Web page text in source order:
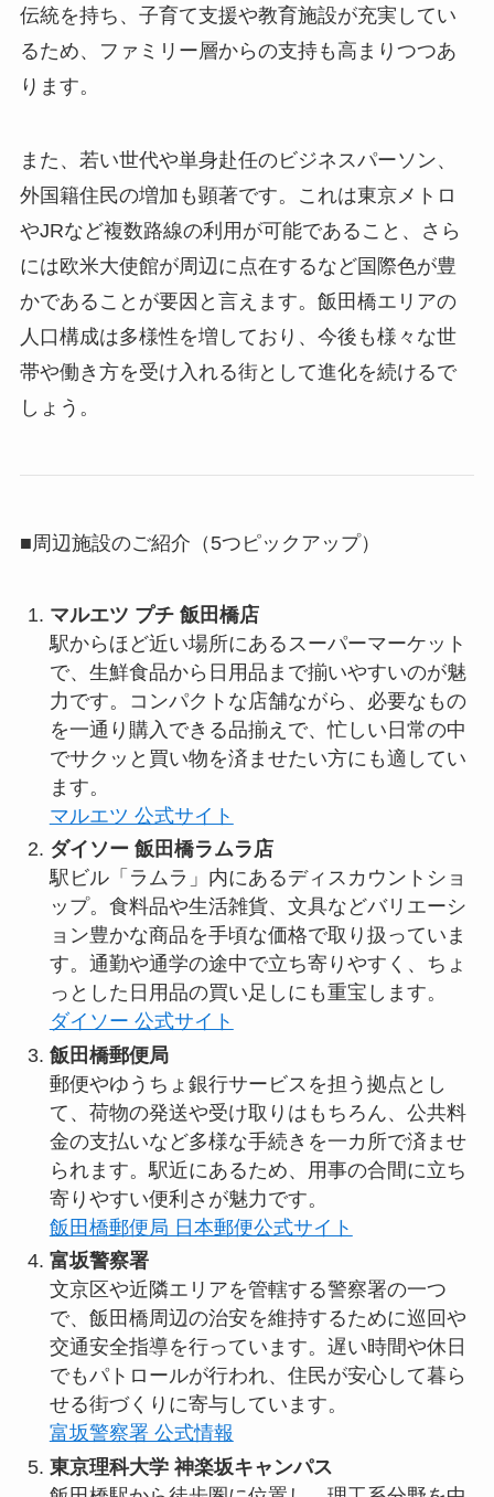
伝統を持ち、子育て支援や教育施設が充実してい
るため、ファミリー層からの支持も高まりつつあ
ります。
また、若い世代や単身赴任のビジネスパーソン、
外国籍住民の増加も顕著です。これは東京メトロ
やJRなど複数路線の利用が可能であること、さら
には欧米大使館が周辺に点在するなど国際色が豊
かであることが要因と言えます。飯田橋エリアの
人口構成は多様性を増しており、今後も様々な世
帯や働き方を受け入れる街として進化を続けるで
しょう。
■周辺施設のご紹介（5つピックアップ）
マルエツ プチ 飯田橋店
駅からほど近い場所にあるスーパーマーケット
で、生鮮食品から日用品まで揃いやすいのが魅
力です。コンパクトな店舗ながら、必要なもの
を一通り購入できる品揃えで、忙しい日常の中
でサクッと買い物を済ませたい方にも適してい
ます。
マルエツ 公式サイト
ダイソー 飯田橋ラムラ店
駅ビル「ラムラ」内にあるディスカウントショ
ップ。食料品や生活雑貨、文具などバリエーシ
ョン豊かな商品を手頃な価格で取り扱っていま
す。通勤や通学の途中で立ち寄りやすく、ちょ
っとした日用品の買い足しにも重宝します。
ダイソー 公式サイト
飯田橋郵便局
郵便やゆうちょ銀行サービスを担う拠点とし
て、荷物の発送や受け取りはもちろん、公共料
金の支払いなど多様な手続きを一カ所で済ませ
られます。駅近にあるため、用事の合間に立ち
寄りやすい便利さが魅力です。
飯田橋郵便局 日本郵便公式サイト
富坂警察署
文京区や近隣エリアを管轄する警察署の一つ
で、飯田橋周辺の治安を維持するために巡回や
交通安全指導を行っています。遅い時間や休日
でもパトロールが行われ、住民が安心して暮ら
せる街づくりに寄与しています。
富坂警察署 公式情報
東京理科大学 神楽坂キャンパス